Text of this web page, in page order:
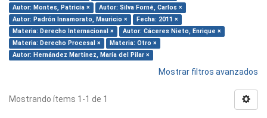
Autor: Montes, Patricia ×
Autor: Silva Forné, Carlos ×
Autor: Padrón Innamorato, Mauricio ×
Fecha: 2011 ×
Materia: Derecho Internacional ×
Autor: Cáceres Nieto, Enrique ×
Materia: Derecho Procesal ×
Materia: Otro ×
Autor: Hernández Martínez, María del Pilar ×
Mostrar filtros avanzados
Mostrando ítems 1-1 de 1